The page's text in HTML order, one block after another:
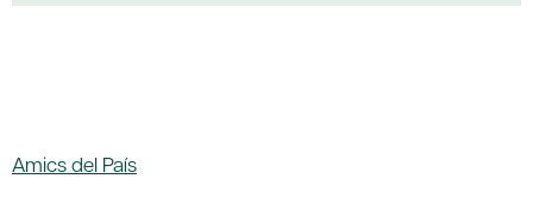
Amics del País